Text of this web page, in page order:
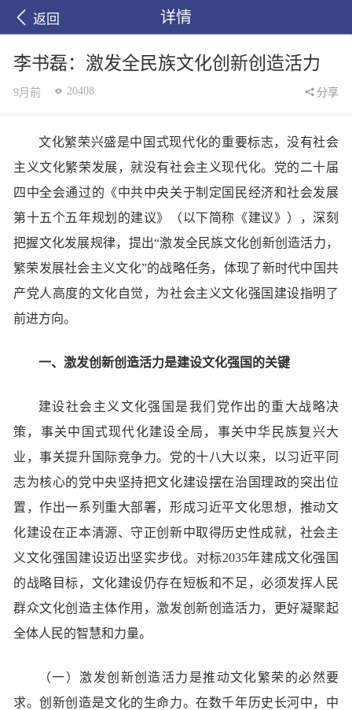
返回 详情
李书磊：激发全民族文化创新创造活力
9月前 20408 分享
文化繁荣兴盛是中国式现代化的重要标志，没有社会
主义文化繁荣发展，就没有社会主义现代化。党的二十届
四中全会通过的《中共中央关于制定国民经济和社会发展
第十五个五年规划的建议》（以下简称《建议》），深刻
把握文化发展规律，提出“激发全民族文化创新创造活力，
繁荣发展社会主义文化”的战略任务，体现了新时代中国共
产党人高度的文化自觉，为社会主义文化强国建设指明了
前进方向。
一、激发创新创造活力是建设文化强国的关键
建设社会主义文化强国是我们党作出的重大战略决
策，事关中国式现代化建设全局，事关中华民族复兴大
业，事关提升国际竞争力。党的十八大以来，以习近平同
志为核心的党中央坚持把文化建设摆在治国理政的突出位
置，作出一系列重大部署，形成习近平文化思想，推动文
化建设在正本清源、守正创新中取得历史性成就，社会主
义文化强国建设迈出坚实步伐。对标2035年建成文化强国
的战略目标，文化建设仍存在短板和不足，必须发挥人民
群众文化创造主体作用，激发创新创造活力，更好凝聚起
全体人民的智慧和力量。
（一）激发创新创造活力是推动文化繁荣的必然要
求。创新创造是文化的生命力。在数千年历史长河中，中